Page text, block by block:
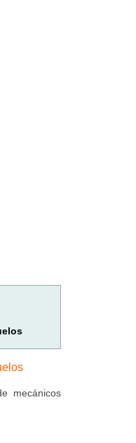
mecánicos